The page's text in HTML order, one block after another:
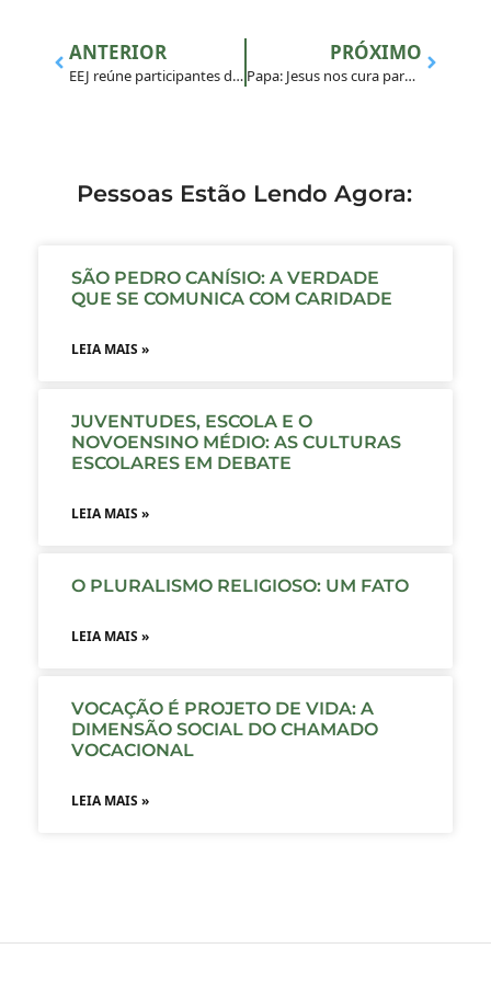
ANTERIOR
EEJ reúne participantes do Rio de Janeiro e da França em um final de semana de escuta e entrega
PRÓXIMO
Papa: Jesus nos cura para que possamos ser verdadeiramente livres
Pessoas Estão Lendo Agora:
SÃO PEDRO CANÍSIO: A VERDADE
QUE SE COMUNICA COM CARIDADE
LEIA MAIS »
JUVENTUDES, ESCOLA E O
NOVOENSINO MÉDIO: AS CULTURAS
ESCOLARES EM DEBATE
LEIA MAIS »
O PLURALISMO RELIGIOSO: UM FATO
LEIA MAIS »
VOCAÇÃO É PROJETO DE VIDA: A
DIMENSÃO SOCIAL DO CHAMADO
VOCACIONAL
LEIA MAIS »